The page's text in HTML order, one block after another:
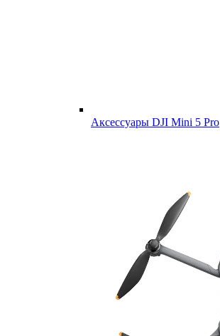
Аксессуары DJI Mini 5 Pro